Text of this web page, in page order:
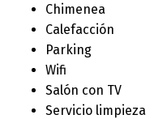
Chimenea
Calefacción
Parking
Wifi
Salón con TV
Servicio limpieza